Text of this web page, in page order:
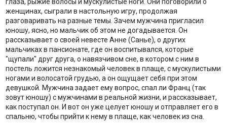
глаза, рыжие волосы и мускулистые ноги. Они поговорили о
женщинах, сыграли в настольную игру, продолжая
разговаривать на разные темы. Зачем мужчина пригласил
юношу, ясно, но мальчик об этом не догадывается. Он
рассказывает о своей невесте Анне (Санье), о других
мальчиках в пансионате, где он воспитывался, которые
"щупали" друг друга, о навязчивом сне, в котором с ним в
постель ложится незнакомый человек в плаще, с мускулистыми
ногами и волосатой грудью, а он ощущает себя при этом
девушкой. Мужчина задает ему вопрос, спал ли Франц (так
зовут юношу) с мужчинами в реальной жизни, и рассказывает,
как поступал он. И вот он уже целует юношу и отправляет его в
спальню, чтобы прийти к нему в плаще, как человек из сна.